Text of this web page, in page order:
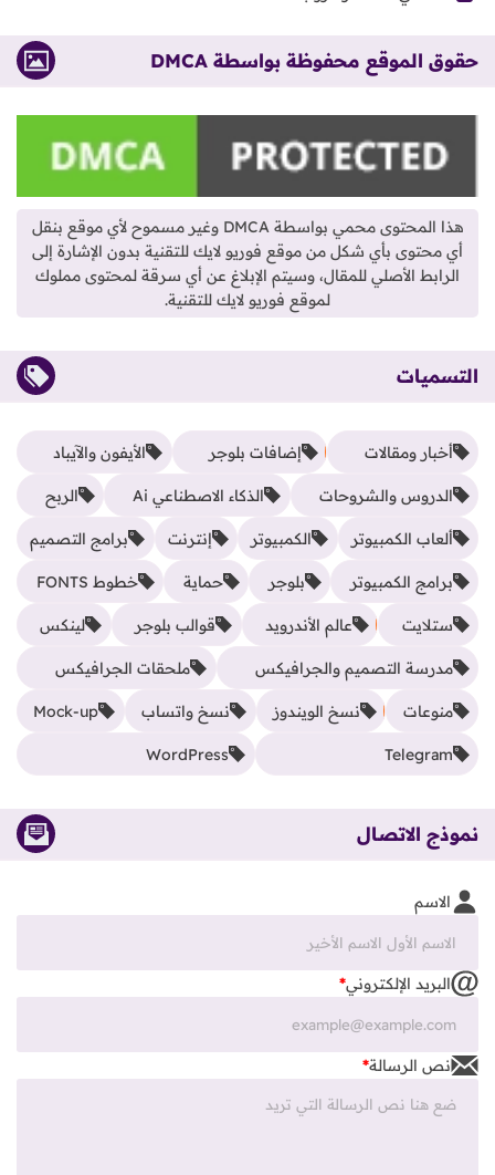
حقوق الموقع محفوظة بواسطة DMCA
هذا المحتوى محمي بواسطة DMCA وغير مسموح لأي موقع بنقل
أي محتوى بأي شكل من موقع فوريو لايك للتقنية بدون الإشارة إلى
الرابط الأصلي للمقال، وسيتم الإبلاغ عن أي سرقة لمحتوى مملوك
لموقع فوريو لايك للتقنية.
التسميات
أخبار ومقالات إضافات بلوجر الأيفون والآيباد
الدروس والشروحات الذكاء الاصطناعي Ai الربح
ألعاب الكمبيوتر الكمبيوتر إنترنت برامج التصميم
برامج الكمبيوتر بلوجر حماية خطوط FONTS
ستلايت عالم الأندرويد قوالب بلوجر لينكس
مدرسة التصميم والجرافيكس ملحقات الجرافيكس
منوعات نسخ الويندوز نسخ واتساب Mock-up
Telegram
WordPress
نموذج الاتصال
الاسم
البريد الإلكتروني*
نص الرسالة*